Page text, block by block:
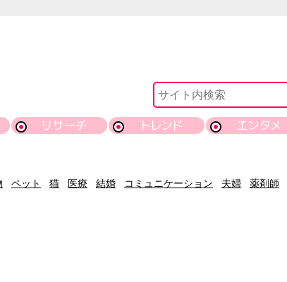
リサーチ トレンド エンタメ
ペット 猫 医療 結婚 コミュニケーション 夫婦 薬剤師